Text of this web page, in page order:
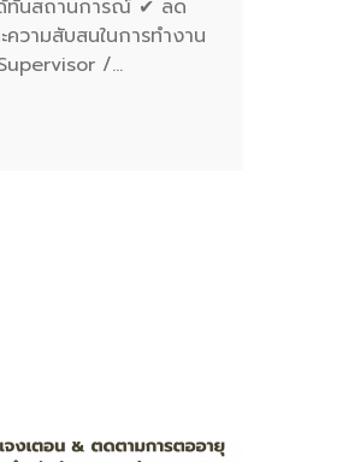
ทันสถานการณ์ ✔ ลด
วามสับสนในการทำงาน
/…